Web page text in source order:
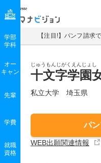
マナビジョン
【注目!】パンフ請求
じゅうもんじがくえんじょし
十文字学園
私立大学 埼玉県
パ
WEB出願関連情報
学部
学科
オー
キャン
先輩
学費
就職
資格